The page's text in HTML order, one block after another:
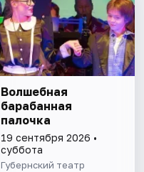
Волшебная
барабанная
палочка
19 сентября 2026 •
суббота
Губернский театр